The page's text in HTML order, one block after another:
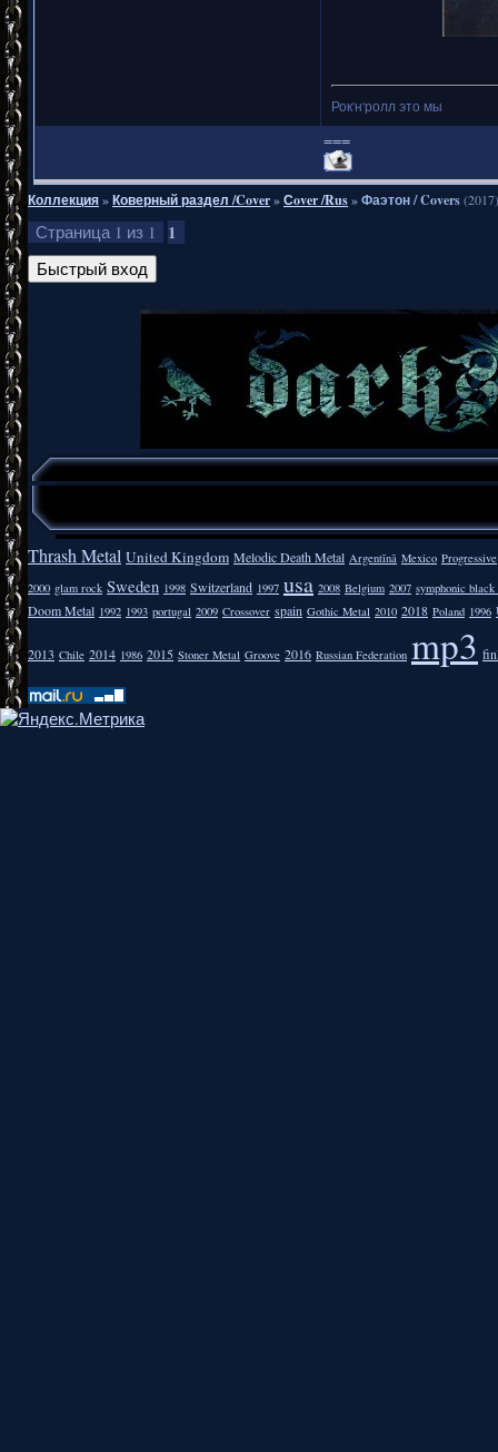
Рок'н'ролл это мы
===
Коллекция»Коверный раздел /Cover»Сover /Rus»Фаэтон / Covers(2017)
Страница 1 из 1 1
Thrash Metal United Kingdom Melodic Death Metal Argentīnā Mexico Progressive
2000 glam rock Sweden 1998 Switzerland 1997 usa 2008 Belgium 2007 symphonic
Doom Metal 1992 1993 portugal 2009 Crossover spain Gothic Metal 2010 2018 Poland 1996
2013 Chile 2014 1986 2015 Stoner Metal Groove 2016 Russian Federation mp3